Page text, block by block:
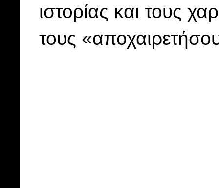
ιστορίας και τους
τους